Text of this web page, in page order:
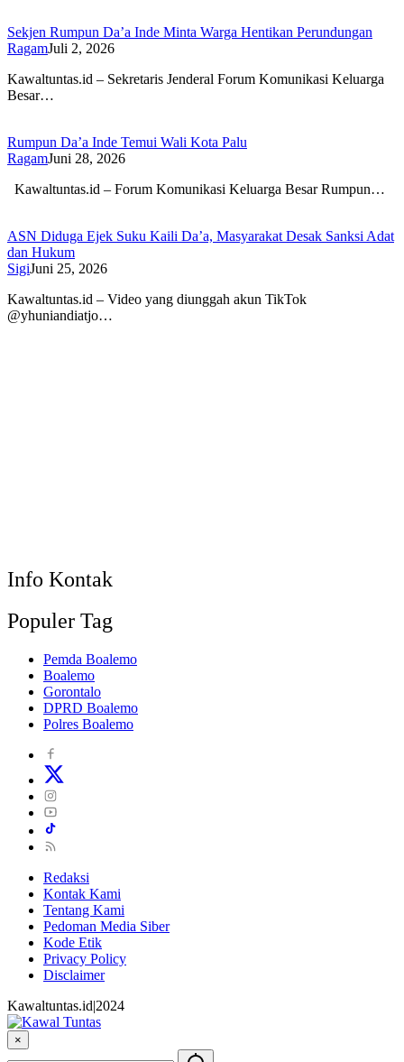
Sekjen Rumpun Da’a Inde Minta Warga Hentikan Perundungan
RagamJuli 2, 2026
Kawaltuntas.id – Sekretaris Jenderal Forum Komunikasi Keluarga
Besar…
Rumpun Da’a Inde Temui Wali Kota Palu
RagamJuni 28, 2026
Kawaltuntas.id – Forum Komunikasi Keluarga Besar Rumpun…
ASN Diduga Ejek Suku Kaili Da’a, Masyarakat Desak Sanksi Adat
dan Hukum
SigiJuni 25, 2026
Kawaltuntas.id – Video yang diunggah akun TikTok
@yhuniandiatjo…
Info Kontak
Populer Tag
Pemda Boalemo
Boalemo
Gorontalo
DPRD Boalemo
Polres Boalemo
Redaksi
Kontak Kami
Tentang Kami
Pedoman Media Siber
Kode Etik
Privacy Policy
Disclaimer
Kawaltuntas.id|2024
×